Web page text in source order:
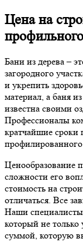
Цена на
Бани из дерева –
загородного
и укрепить
материал, а баня
известна своими
Профессионалы
кратчайшие сроки
Ценообразование
сложности его
стоимость на
отличаться. Все
Наши специалисты
который не только
суммой, которую